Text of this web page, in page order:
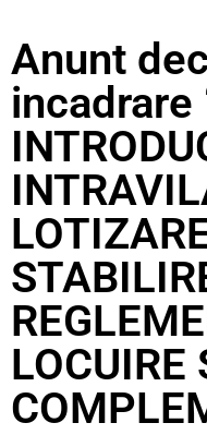
Anunt
incadrare
LOCUIRE